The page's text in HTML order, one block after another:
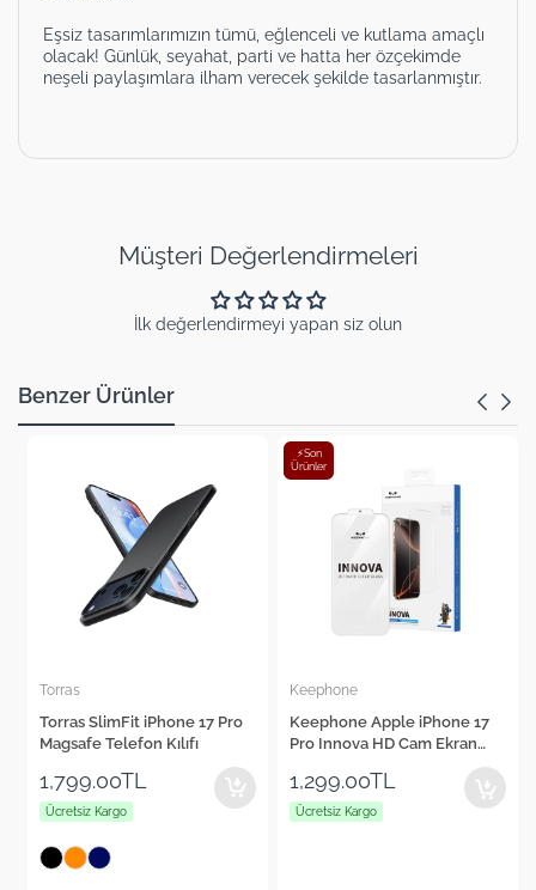
Eşsiz tasarımlarımızın tümü, eğlenceli ve kutlama amaçlı
olacak! Günlük, seyahat, parti ve hatta her özçekimde
neşeli paylaşımlara ilham verecek şekilde tasarlanmıştır.
Müşteri Değerlendirmeleri
İlk değerlendirmeyi yapan siz olun
Benzer Ürünler
Keephone
Keephone Apple iPhone 17
Pro Innova HD Cam Ekran
1,299.00TL
Ücretsiz Kargo
Cepax
Cepax Foldable iPad Air 11"
2024 Kalem Bölmeli Standlı
1,560.00TL
Ücretsiz Kargo